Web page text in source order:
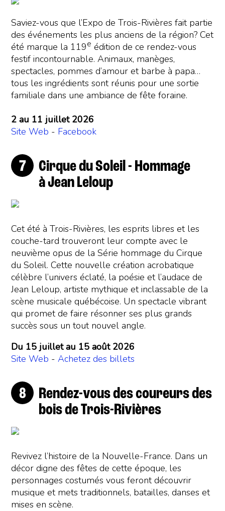
Saviez-vous que l’Expo de Trois-Rivières fait partie
des événements les plus anciens de la région? Cet
été marque la 119e édition de ce rendez-vous
festif incontournable. Animaux, manèges,
spectacles, pommes d’amour et barbe à papa…
tous les ingrédients sont réunis pour une sortie
familiale dans une ambiance de fête foraine.
2 au 11 juillet 2026
Site Web - Facebook
Cirque du Soleil - Hommage
à Jean Leloup
Cet été à Trois-Rivières, les esprits libres et les
couche-tard trouveront leur compte avec le
neuvième opus de la Série hommage du Cirque
du Soleil. Cette nouvelle création acrobatique
célèbre l’univers éclaté, la poésie et l’audace de
Jean Leloup, artiste mythique et inclassable de la
scène musicale québécoise. Un spectacle vibrant
qui promet de faire résonner ses plus grands
succès sous un tout nouvel angle.
Du 15 juillet au 15 août 2026
Site Web -Achetez des billets
Rendez-vous des coureurs des
bois de Trois-Rivières
Revivez l’histoire de la Nouvelle-France. Dans un
décor digne des fêtes de cette époque, les
personnages costumés vous feront découvrir
musique et mets traditionnels, batailles, danses et
mises en scène.